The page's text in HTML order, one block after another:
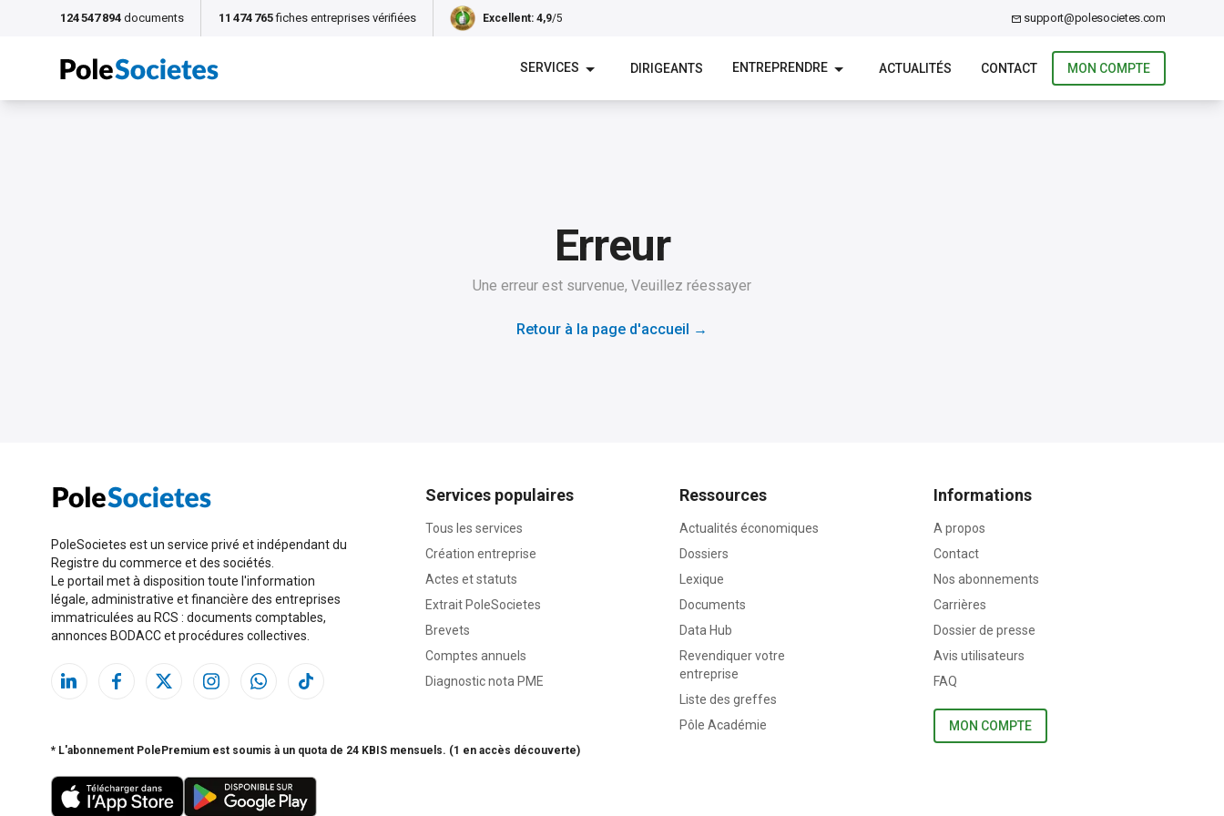
124 547 894 documents 11 474 765 fiches entreprises vérifiées Excellent: 4,9/5 support@polesocietes.com
SERVICES DIRIGEANTS ENTREPRENDRE ACTUALITÉS CONTACT MON COMPTE
Erreur
Une erreur est survenue, Veuillez réessayer
Retour à la page d'accueil →
PoleSocietes est un service privé et indépendant du
Registre du commerce et des sociétés.
Le portail met à disposition toute l'information
légale, administrative et financière des entreprises
immatriculées au RCS : documents comptables,
annonces BODACC et procédures collectives.
Services populaires
Tous les services
Création entreprise
Actes et statuts
Extrait PoleSocietes
Brevets
Comptes annuels
Diagnostic nota PME
Ressources
Actualités économiques
Dossiers
Lexique
Documents
Data Hub
Revendiquer votre
entreprise
Liste des greffes
Pôle Académie
Informations
A propos
Contact
Nos abonnements
Carrières
Dossier de presse
Avis utilisateurs
FAQ
MON COMPTE
* L'abonnement PolePremium est soumis à un quota de 24 KBIS mensuels. (1 en accès découverte)